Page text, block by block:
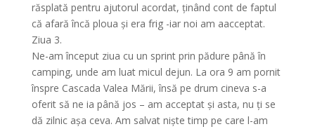
răsplată pentru ajutorul acordat, ținând cont de faptul
că afară încă ploua și era frig -iar noi am aacceptat.
Ziua 3.
Ne-am început ziua cu un sprint prin pădure până în
camping, unde am luat micul dejun. La ora 9 am pornit
înspre Cascada Valea Mării, însă pe drum cineva s-a
oferit să ne ia până jos – am acceptat și asta, nu ți se
dă zilnic așa ceva. Am salvat niște timp pe care l-am